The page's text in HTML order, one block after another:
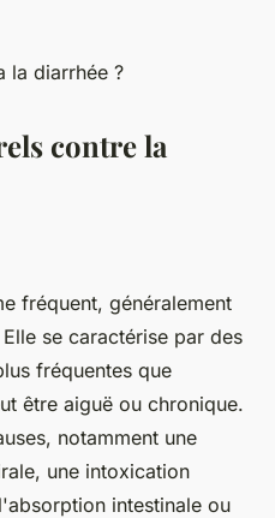
contre la
fréquent, généralement
se caractérise par des
fréquentes que
être aiguë ou chronique.
notamment une
une intoxication
intestinale ou